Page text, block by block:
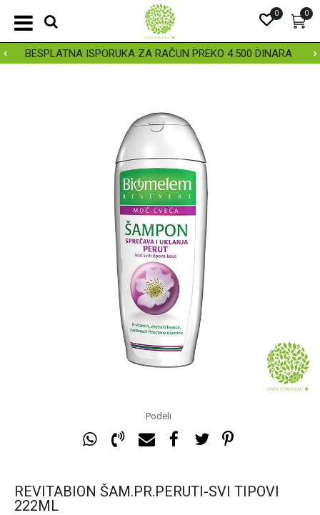
BESPLATNA ISPORUKA ZA RAČUN PREKO 4.500 DINARA
0
0
Podeli
REVITABION ŠAM.PR.PERUTI-SVI TIPOVI
222ML